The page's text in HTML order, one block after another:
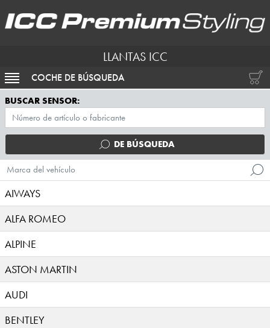
LLANTAS ICC
ACTIVAR NAVEGACIÓN
COCHE DE BÚSQUEDA
BUSCAR SENSOR:
DE BÚSQUEDA
Marca del vehículo
AIWAYS
ALFA ROMEO
ALPINE
ASTON MARTIN
AUDI
BENTLEY